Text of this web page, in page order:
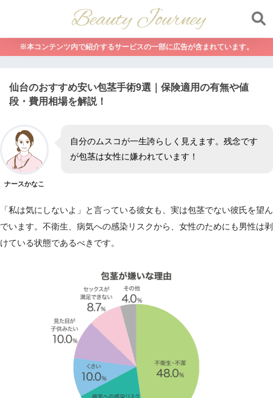
※本コンテンツ内で紹介するサービスの一部に広告が含まれています。
仙台のおすすめ安い包茎手術9選｜保険適用の有無や値
段・費用相場を解説！
ナースかなこ
自分のムスコが一生誇らしく見えます。残念です
が包茎は女性に嫌われています！
「私は気にしないよ」と言っている彼女も、実は包茎でない彼氏を望ん
でいます。不衛生、病気への感染リスクから、女性のためにも男性は剥
けている状態であるべきです。